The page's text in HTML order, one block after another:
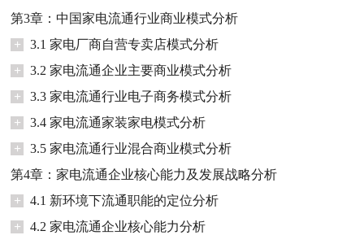
第3章：中国家电流通行业商业模式分析
+
3.1 家电厂商自营专卖店模式分析
+
3.2 家电流通企业主要商业模式分析
+
3.3 家电流通行业电子商务模式分析
+
3.4 家电流通家装家电模式分析
+
3.5 家电流通行业混合商业模式分析
第4章：家电流通企业核心能力及发展战略分析
+
4.1 新环境下流通职能的定位分析
+
4.2 家电流通企业核心能力分析